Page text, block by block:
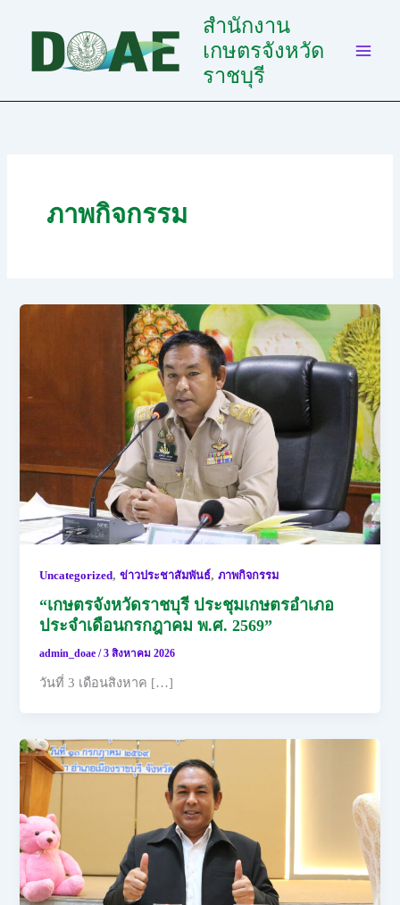
สำนักงาน
เกษตรจังหวัด
ราชบุรี
ภาพกิจกรรม
Uncategorized,ข่าวประชาสัมพันธ์,ภาพกิจกรรม
“เกษตรจังหวัดราชบุรี ประชุมเกษตรอำเภอ
ประจำเดือนกรกฎาคม พ.ศ. 2569”
admin_doae/3 สิงหาคม 2026
วันที่ 3 เดือนสิงหาค […]